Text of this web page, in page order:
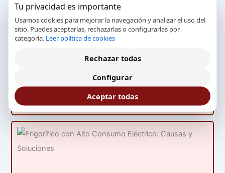
Investiga las causas más comunes por las que tu lavadora
no aclara la ropa adecuadamente,…
aclarado,exceso de detergente,lavadora,reparación,servicio técnico
Tu privacidad es importante
Usamos cookies para mejorar la navegación y analizar el uso del
sitio. Puedes aceptarlas, rechazarlas o configurarlas por
categoría. Leer política de cookies
Rechazar todas
Configurar
Aceptar todas